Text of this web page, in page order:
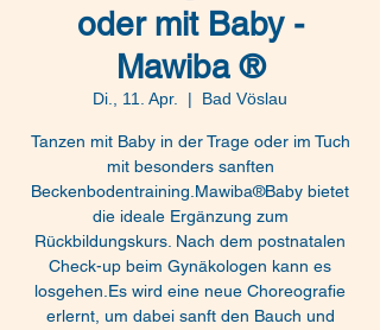
oder mit Baby -
Mawiba ®
Di., 11. Apr.
  |
Bad Vöslau
Tanzen mit Baby in der Trage oder im Tuch
mit besonders sanften
Beckenbodentraining.Mawiba®Baby bietet
die ideale Ergänzung zum
Rückbildungskurs. Nach dem postnatalen
Check-up beim Gynäkologen kann es
losgehen.Es wird eine neue Choreografie
erlernt, um dabei sanft den Bauch und